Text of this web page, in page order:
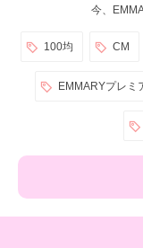
今、
100均 CM
EMMARYプレミ